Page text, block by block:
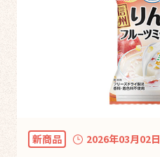
2026年03月02日
新商品